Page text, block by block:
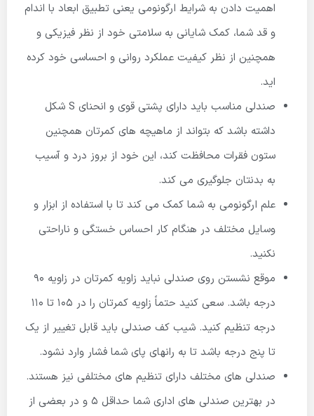
اهمیت دادن به شرایط ارگونومی یعنی تطبیق ابعاد با اندام
و قد شما، کمک شایانی به سلامتی خود از نظر فیزیکی و
همچنین از نظر کیفیت عملکرد روانی و احساسی خود کرده
اید.
صندلی مناسب باید دارای پشتی قوی و انحنای S شکل
داشته باشد که بتواند از ماهیچه های کمرتان همچنین
ستون فقرات محافظت کند، این خود از بروز درد و آسیب
به بدنتان جلوگیری می کند.
علم ارگونومی به شما کمک می کند تا با استفاده از ابزار و
وسایل مختلف در هنگام کار احساس خستگی و ناراحتی
نکنید.
موقع نشستن روی صندلی نباید زاویه کمرتان در زاویه ۹۰
درجه باشد. سعی کنید حتماً زاویه کمرتان را در ۱۰۵ تا ۱۱۰
درجه تنظیم کنید. شیب کف صندلی باید قابل تغییر از یک
تا پنج درجه باشد تا به رانهای پای شما فشار وارد نشود.
صندلی های مختلف دارای تنظیم های مختلفی نیز هستند.
در بهترین صندلی های اداری شما حداقل ۵ و در بعضی از